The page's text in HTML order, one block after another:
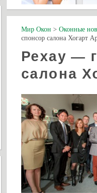
Мир Окон > Оконные
спонсор салона Хогарт
Рехау —
салона